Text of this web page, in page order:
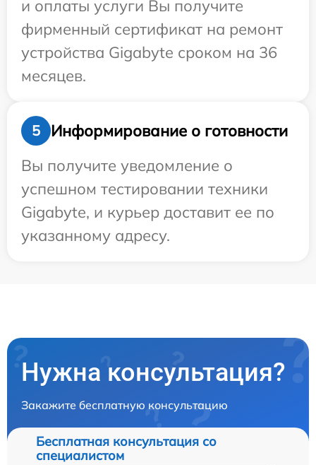
и оплаты услуги Вы получите
фирменный сертификат на ремонт
устройства Gigabyte сроком на 36
месяцев.
5
Информирование о готовности
Вы получите уведомление о
успешном тестировании техники
Gigabyte, и курьер доставит ее по
указанному адресу.
Нужна консультация?
Закажите бесплатную консультацию
Бесплатная консультация со
специалистом